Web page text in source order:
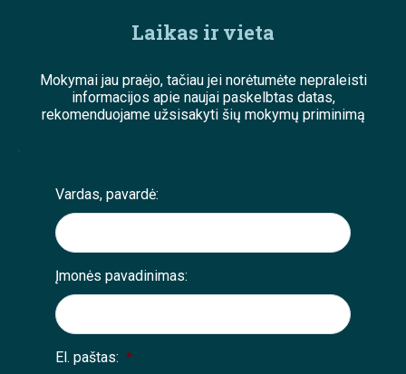
Laikas ir vieta
Mokymai jau praėjo, tačiau jei norėtumėte nepraleisti
informacijos apie naujai paskelbtas datas,
rekomenduojame užsisakyti šių mokymų priminimą
;
Vardas, pavardė:
Įmonės pavadinimas:
El. paštas: *